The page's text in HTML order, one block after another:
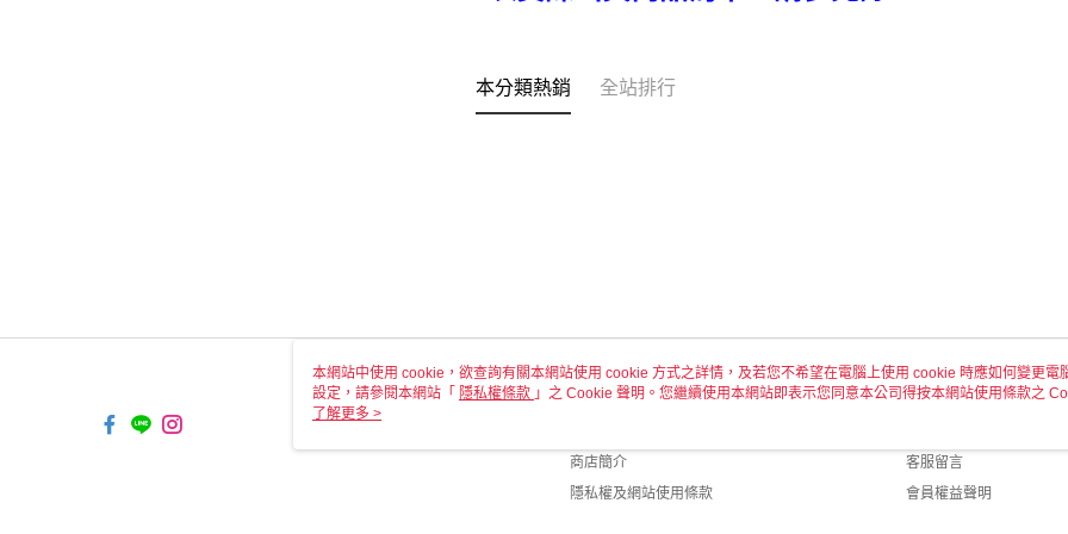
本分類熱銷 全站排行
關於我們
商店簡介
隱私權及網站使用條款
客服資訊
客服留言
會員權益聲明
本網站中使用 cookie，欲查詢有關本網站使用 cookie 方式之詳情，及若您不希望在電腦上使用 cookie 時應如何變更電
設定，請參閱本網站「 隱私權條款 」之 Cookie 聲明。您繼續使用本網站即表示您同意本公司得按本網站使用條款之
使用 cookie。
了解更多 >